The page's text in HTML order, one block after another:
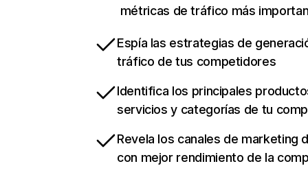
métricas de tráfico más
Espía las estrategias de
tráfico de tus competidores
Identifica los principales
servicios y categorías de tu
Revela los canales de marketing
con mejor rendimiento de la